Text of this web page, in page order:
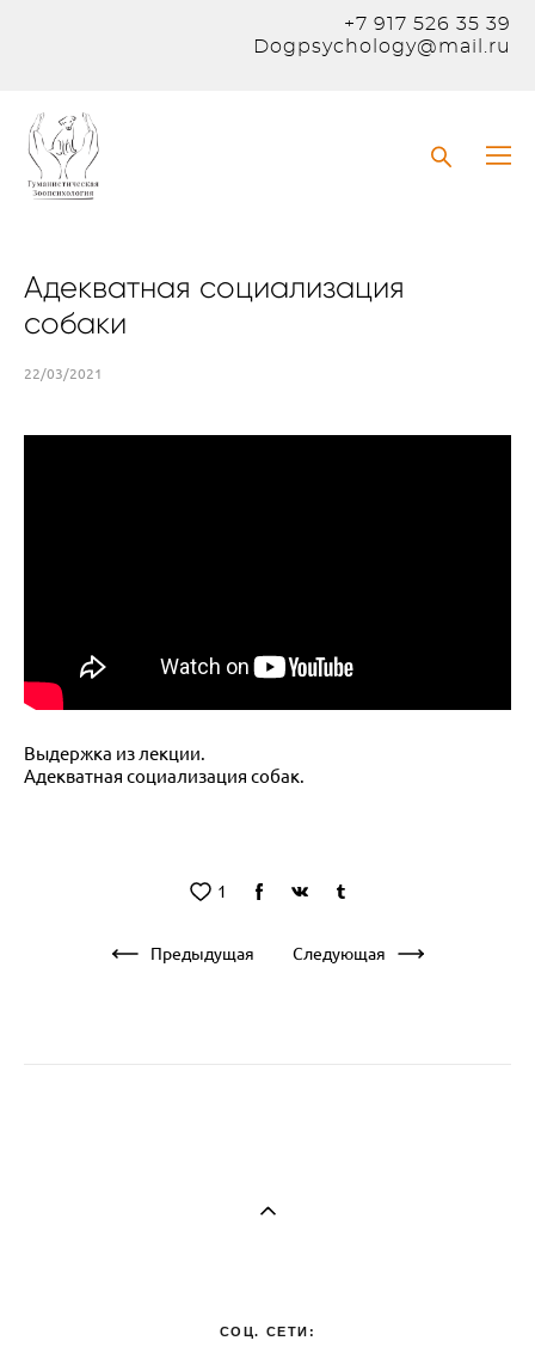
+7 917 526 35 39
Dogpsychology@mail.ru
22/03/2021
Адекватная социализация
собаки
Выдержка из лекции.
Адекватная социализация собак.
1
Предыдущая Следующая
СОЦ. СЕТИ: